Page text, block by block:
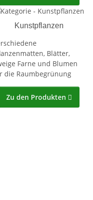
Kunstpflanzen
Blätter,
Farne und Blumen
die Raumbegrünung
Zu den Produkten 